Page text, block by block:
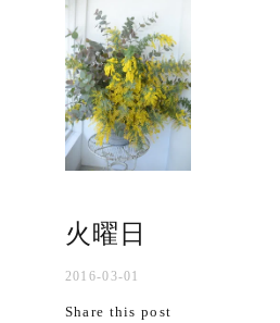
火曜日
2016-03-01
Share this post